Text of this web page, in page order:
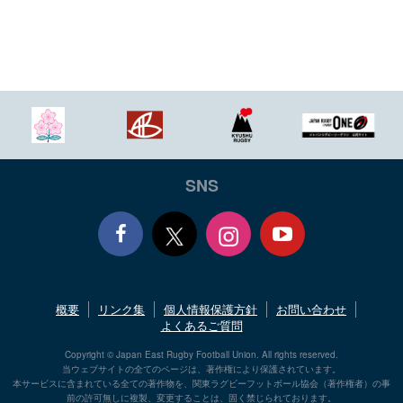
SNS
book
ube
概要 リンク集 個人情報保護方針
お問い合わせ
よくあるご質問
Copyright © Japan East Rugby Football Union. All rights reserved.
当ウェブサイトの全てのページは、著作権により保護されています。
本サービスに含まれている全ての著作物を、関東ラグビーフットボール協会（著作権者）の事
前の許可無しに複製、変更することは、固く禁じられております。